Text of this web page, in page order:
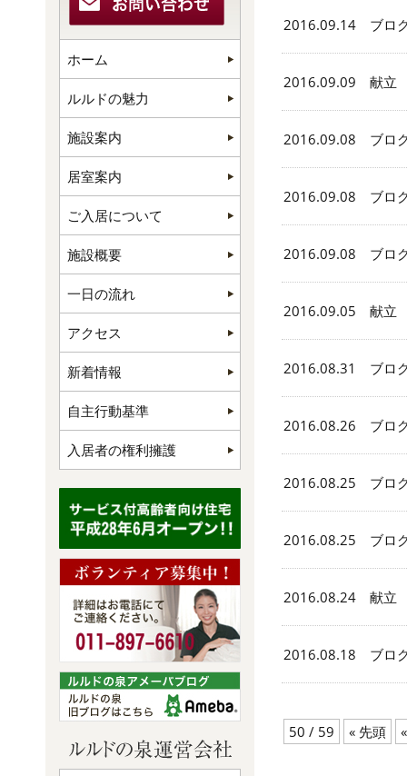
2016.09.14 ブロ
2016.09.09 献立
2016.09.08 ブロ
2016.09.08 ブロ
2016.09.08 ブロ
2016.09.05 献立
2016.08.31 ブロ
2016.08.26 ブロ
2016.08.25 ブロ
2016.08.25 ブロ
2016.08.24 献立
2016.08.18 ブロ
50 / 59 « 先頭 «
ホーム
ルルドの魅力
施設案内
居室案内
ご入居について
施設概要
一日の流れ
アクセス
新着情報
自主行動基準
入居者の権利擁護